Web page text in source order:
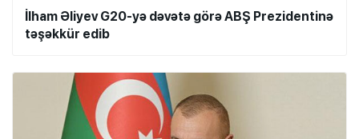
İlham Əliyev G20-yə dəvətə görə ABŞ Prezidentinə
təşəkkür edib